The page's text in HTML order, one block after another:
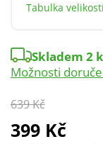
Tabulka
639 Kč
399 Kč
Skladem 2
Možnosti